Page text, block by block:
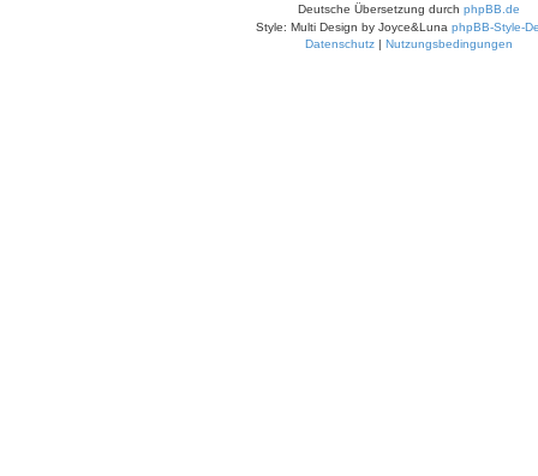
Deutsche Übersetzung durch phpBB.de
Style: Multi Design by Joyce&Luna phpBB-Style-
Datenschutz | Nutzungsbedingungen